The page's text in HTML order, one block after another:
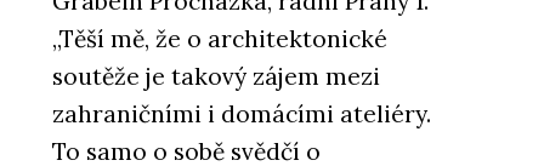
„Těší mě, že o architektonické
soutěže je takový zájem mezi
zahraničními i domácími ateliéry.
To samo o sobě svědčí o